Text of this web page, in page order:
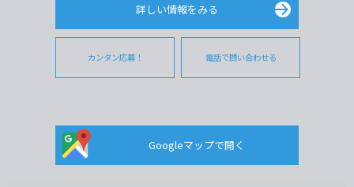
詳しい情報をみる
カンタン応募！ 電話で問い合わせる
Googleマップで開く